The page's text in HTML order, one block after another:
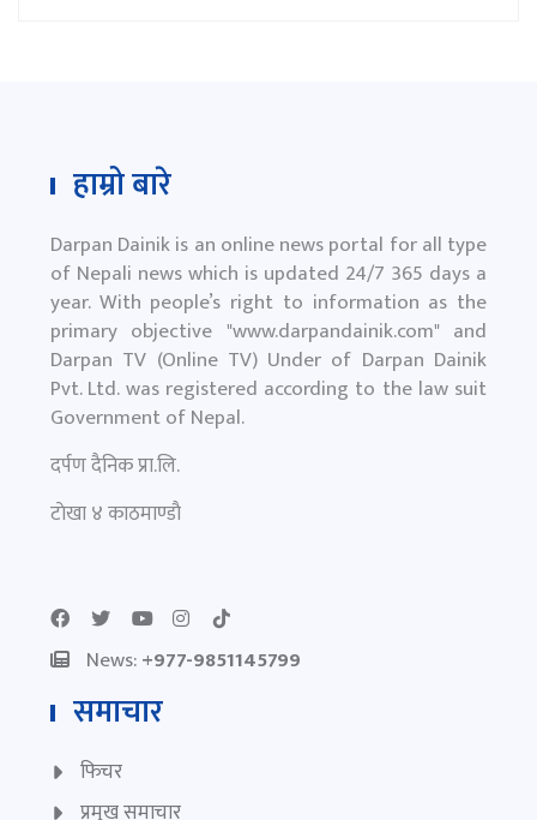
हाम्रो बारे
Darpan Dainik is an online news portal for all type
of Nepali news which is updated 24/7 365 days a
year. With people’s right to information as the
primary objective "www.darpandainik.com" and
Darpan TV (Online TV) Under of Darpan Dainik
Pvt. Ltd. was registered according to the law suit
Government of Nepal.
दर्पण दैनिक प्रा.लि.
टाेखा ४ काठमाण्डाै
News:+977-9851145799
समाचार
फिचर
प्रमुख समाचार